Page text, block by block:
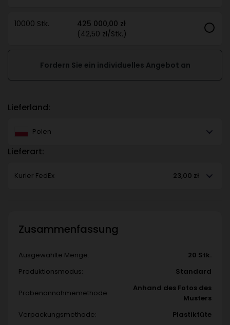
10000 Stk.
425 000,00 zł
(42,50 zł/Stk.)
Fordern Sie ein individuelles Angebot an
Lieferland:
Polen
Lieferart:
Kurier FedEx 23,00 zł
Zusammenfassung
Ausgewählte Menge:
20 Stk.
Produktionsmodus:
Standard
Probenannahmemethode:
Anhand des Fotos des
Musters
Verpackungsmethode:
Plastiktüte